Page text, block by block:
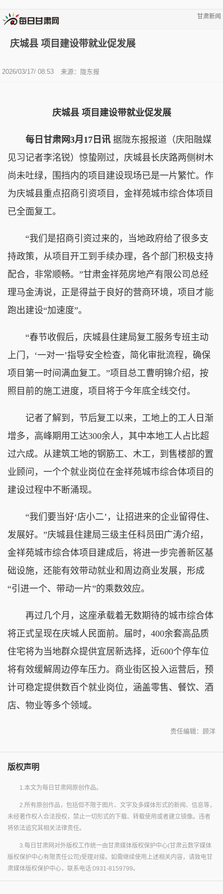
甘肃新闻
庆城县 项目建设带就业促发展
2026/03/17/ 08:53 来源：陇东报
庆城县 项目建设带就业促发展
每日甘肃网3月17日讯 据陇东报报道（庆阳融媒
见习记者李洺锐）惊蛰刚过，庆城县长庆路两侧树木
尚未吐绿，围挡内的项目建设现场已是一片繁忙。作
为庆城县重点招商引资项目，金祥苑城市综合体项目
已全面复工。
“我们是招商引资过来的，当地政府给了很多支
持政策，从项目开工到手续办理，各个部门积极支持
配合，非常顺畅。”甘肃金祥苑房地产有限公司总经
理马金涛说，正是得益于良好的营商环境，项目才能
跑出建设“加速度”。
“春节收假后，庆城县住建局复工服务专班主动
上门，‘一对一’指导安全检查，简化审批流程，确保
项目第一时间满血复工。”项目总工曹明锦介绍，按
照目前的施工进度，项目将于今年底全线交付。
记者了解到，节后复工以来，工地上的工人日渐
增多，高峰期用工达300余人，其中本地工人占比超
过六成。从建筑工地的钢筋工、木工，到售楼部的置
业顾问，一个个就业岗位在金祥苑城市综合体项目的
建设过程中不断涌现。
“我们要当好‘店小二’，让招进来的企业留得住、
发展好。”庆城县住建局三级主任科员田广涛介绍，
金祥苑城市综合体项目建成后，将进一步完善新区基
础设施，还能有效带动就业和周边商业发展，形成
“引进一个、带动一片”的乘数效应。
再过几个月，这座承载着无数期待的城市综合体
将正式呈现在庆城人民面前。届时，400余套高品质
住宅将为当地群众提供宜居新选择，近600个停车位
将有效缓解周边停车压力。商业街区投入运营后，预
计可稳定提供数百个就业岗位，涵盖零售、餐饮、酒
店、物业等多个领域。
责任编辑：顾洋
版权声明
1.本文为每日甘肃网原创作品。
2.所有原创作品，包括但不限于图片、文字及多媒体形式的新闻、信息等，
未经著作权人合法授权，禁止一切形式的下载、转载使用或者建立镜像。违者
将依法追究其相关法律责任。
3.每日甘肃网对外版权工作统一由甘肃媒体版权保护中心(甘肃云数字媒体
版权保护中心有限责任公司)受理对接。如需继续使用上述相关内容，请致电甘
肃媒体版权保护中心，联系电话:0931-8159799。